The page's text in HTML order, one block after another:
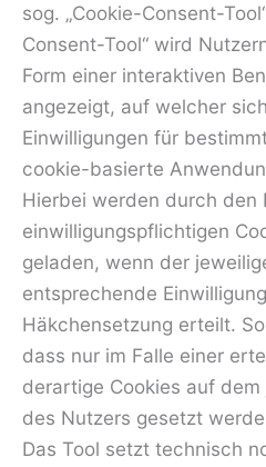
sog. „Cookie-Consent-
Consent-Tool“ wird
Form einer interaktiven
angezeigt, auf welcher
Einwilligungen für
cookie-basierte
Hierbei werden durch den
einwilligungspflichtigen
geladen, wenn der
entsprechende
Häkchensetzung erteilt.
dass nur im Falle einer
derartige Cookies auf
des Nutzers gesetzt
Das Tool setzt technisch